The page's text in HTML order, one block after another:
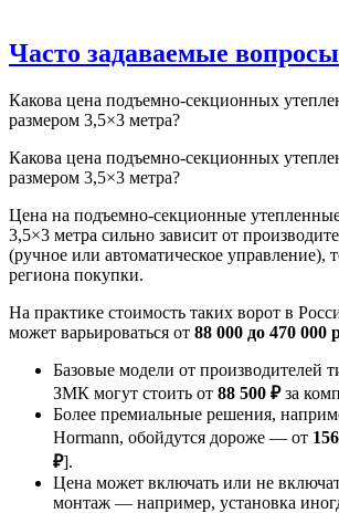
Часто задаваемые вопросы
Какова цена подъемно-секционных
размером 3,5×3 метра?
Какова цена подъемно-секционных
размером 3,5×3 метра?
Цена на подъемно-секционные
3,5×3 метра сильно зависит от
(ручное или автоматическое
региона покупки.
На практике стоимость таких ворот в
может варьироваться от 88 000 до 470 000
Базовые модели от производителей
ЗМК могут стоить от 88 500 ₽за
Более премиальные решения,
Hormann, обойдутся дороже — от
₽].
Цена может включать или не
монтаж — например, установка